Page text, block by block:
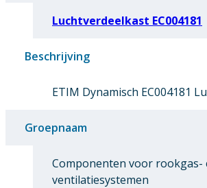
Luchtverdeelkast EC004181
Beschrijving
ETIM Dynamisch EC004181
Groepnaam
Componenten voor rookgas-
ventilatiesystemen